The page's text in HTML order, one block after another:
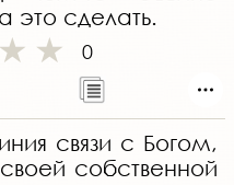
это сделать.
0
связи с Богом,
собственной